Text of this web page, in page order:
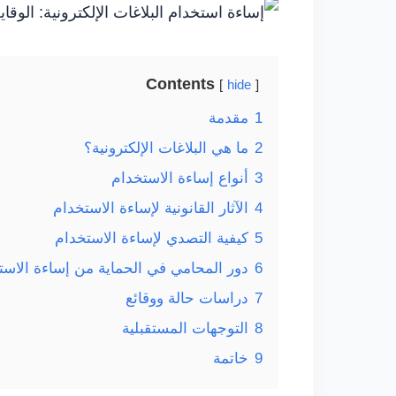
Contents hide
1 مقدمة
2 ما هي البلاغات الإلكترونية؟
3
أنواع إساءة الاستخدام
4
الآثار القانونية لإساءة الاستخدام
5 كيفية التصدي لإساءة الاستخدام
6 دور المحامي في الحماية من إساءة
7 دراسات حالة ووقائع
8
التوجهات المستقبلية
9 خاتمة